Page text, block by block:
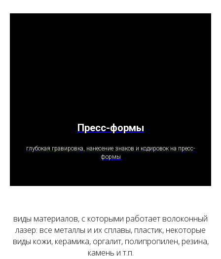
Пресс-формы
глубокая гравировка, нанесение знаков и кодировок на пресс-
формы
ПОЛУЧИТЬ ПРЕДЛОЖЕНИЕ
виды материалов, с которыми работает волоконный
лазер: все металлы и их сплавы, пластик, некоторые
виды кожи, керамика, оргалит, полипропилен, резина,
камень и т.п.